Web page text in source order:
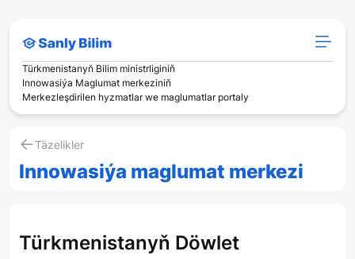
Türkmenistanyň Bilim ministrliginiň
Innowasiýa Maglumat merkeziniň
Merkezleşdirilen hyzmatlar we maglumatlar portaly
Täzelikler
Innowasiýa maglumat merkezi
Türkmenistanyň Döwlet